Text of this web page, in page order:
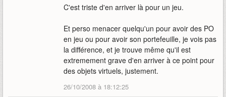
C'est triste d'en arriver là pour un jeu.
Et perso menacer quelqu'un pour avoir des PO
en jeu ou pour avoir son portefeuille, je vois pas
la différence, et je trouve même qu'il est
extremement grave d'en arriver à ce point pour
des objets virtuels, justement.
26/10/2008 à 18:12:25